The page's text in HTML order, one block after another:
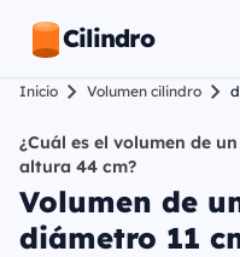
Cilindro
Inicio Volumen cilindro
¿Cuál es el volumen de
altura 44 cm?
Volumen de
diámetro 11